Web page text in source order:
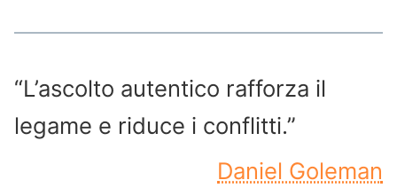
“L’ascolto autentico rafforza il
legame e riduce i conflitti.”
Daniel Goleman